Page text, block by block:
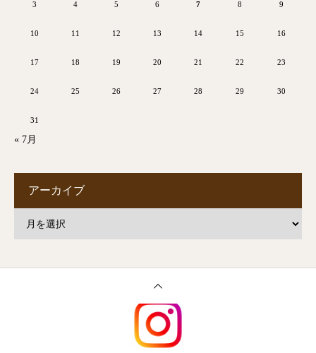
3 4 5 6 7 8 9
10 11 12 13 14 15 16
17 18 19 20 21 22 23
24 25 26 27 28 29 30
31
« 7月
アーカイブ